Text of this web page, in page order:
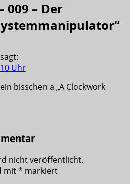
009 – Der
“
sagt:
Uhr
bisschen a „A Clockwork
nicht veröffentlicht.
mit* markiert